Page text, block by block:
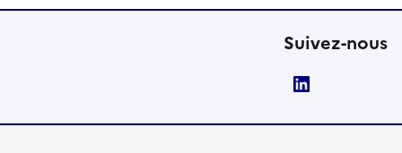
Suivez-nous